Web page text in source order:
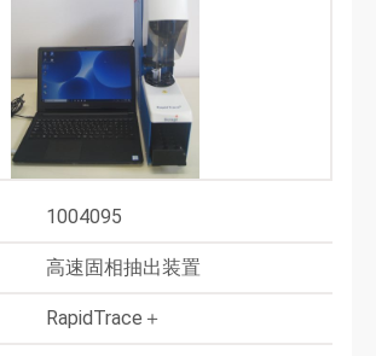
1004095
高速固相抽出装置
RapidTrace＋